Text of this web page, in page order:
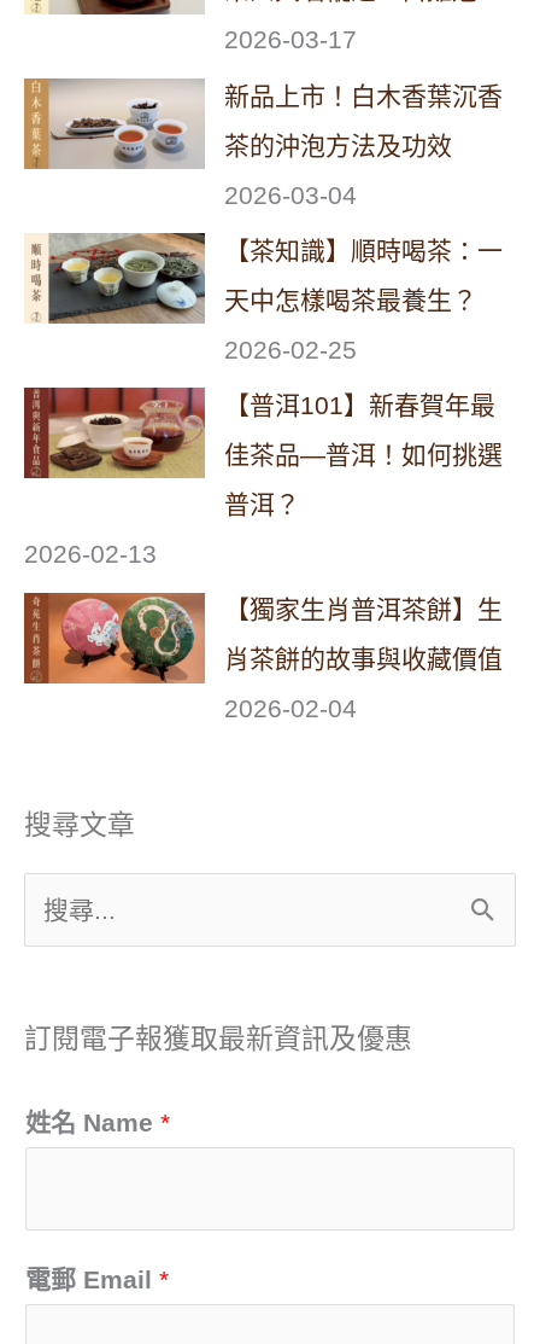
2026-03-17
新品上市！白木香葉沉香
茶的沖泡方法及功效
2026-03-04
【茶知識】順時喝茶：一
天中怎樣喝茶最養生？
2026-02-25
【普洱101】新春賀年最
佳茶品—普洱！如何挑選
普洱？
2026-02-13
【獨家生肖普洱茶餅】生
肖茶餅的故事與收藏價值
2026-02-04
搜尋文章
搜
關
字
訂閱電子報獲取最新資訊及優惠
姓名 Name *
電郵 Email *